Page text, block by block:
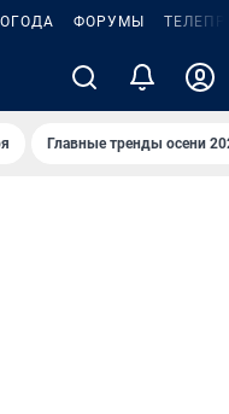
ФОРУМЫ
Главные тренды осени